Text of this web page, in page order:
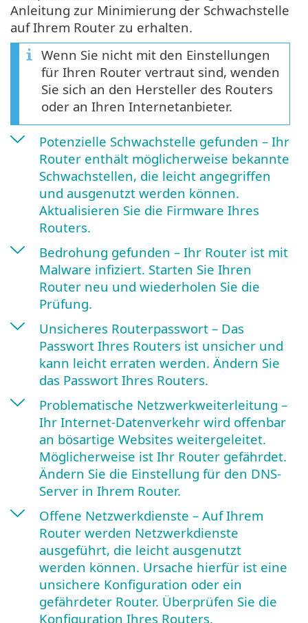
Anleitung zur Minimierung der Schwachstelle
auf Ihrem Router zu erhalten.
Wenn Sie nicht mit den Einstellungen
für Ihren Router vertraut sind, wenden
Sie sich an den Hersteller des Routers
oder an Ihren Internetanbieter.
Potenzielle Schwachstelle gefunden – Ihr
Router enthält möglicherweise bekannte
Schwachstellen, die leicht angegriffen
und ausgenutzt werden können.
Aktualisieren Sie die Firmware Ihres
Routers.
Bedrohung gefunden – Ihr Router ist mit
Malware infiziert. Starten Sie Ihren
Router neu und wiederholen Sie die
Prüfung.
Unsicheres Routerpasswort – Das
Passwort Ihres Routers ist unsicher und
kann leicht erraten werden. Ändern Sie
das Passwort Ihres Routers.
Problematische Netzwerkweiterleitung –
Ihr Internet-Datenverkehr wird offenbar
an bösartige Websites weitergeleitet.
Möglicherweise ist Ihr Router gefährdet.
Ändern Sie die Einstellung für den DNS-
Server in Ihrem Router.
Offene Netzwerkdienste – Auf Ihrem
Router werden Netzwerkdienste
ausgeführt, die leicht ausgenutzt
werden können. Ursache hierfür ist eine
unsichere Konfiguration oder ein
gefährdeter Router. Überprüfen Sie die
Konfiguration Ihres Routers.